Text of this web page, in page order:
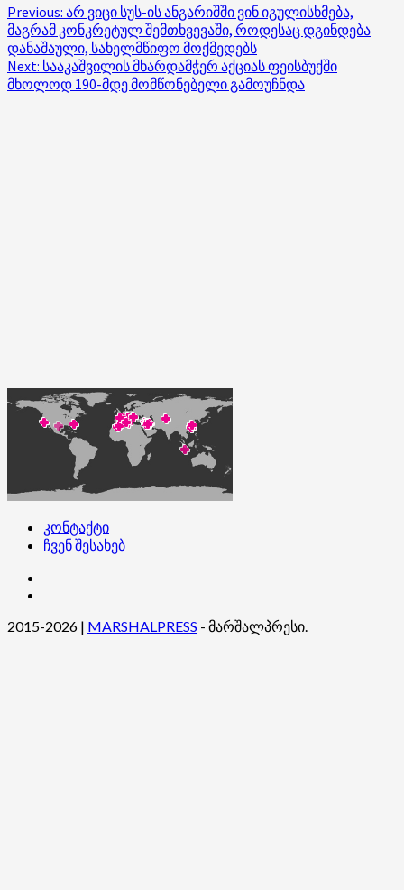
Post
navigation
Previous: არ ვიცი სუს-ის ანგარიშში ვინ იგულისხმება,
მაგრამ კონკრეტულ შემთხვევაში, როდესაც დგინდება
დანაშაული, სახელმწიფო მოქმედებს
Next: სააკაშვილის მხარდამჭერ აქციას ფეისბუქში
მხოლოდ 190-მდე მომწონებელი გამოუჩნდა
კონტაქტი
ჩვენ შესახებ
2015-2026 | MARSHALPRESS - მარშალპრესი.